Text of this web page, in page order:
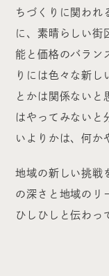
ちづくりに関われ
に、素晴らしい街
能と価格のバラン
りには色々な新し
とかは関係ないと
はやってみないと
いよりかは、何か
地域の新しい挑戦
の深さと地域のリ
ひしひしと伝わっ